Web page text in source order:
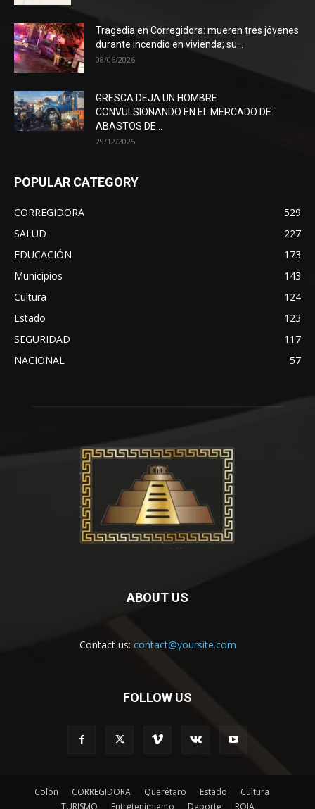
Tragedia en Corregidora: mueren tres jóvenes
durante incendio en vivienda; su...
08/06/2026
GRESCA DEJA UN HOMBRE
CONVULSIONANDO EN EL MERCADO DE
ABASTOS DE...
29/12/2025
POPULAR CATEGORY
CORREGIDORA
529
SALUD
227
EDUCACIÓN
173
Municipios
143
Cultura
124
Estado
123
SEGURIDAD
117
NACIONAL
57
ABOUT US
Contact us: contact@yoursite.com
FOLLOW US
Colón CORREGIDORA Querétaro Estado
Cultura